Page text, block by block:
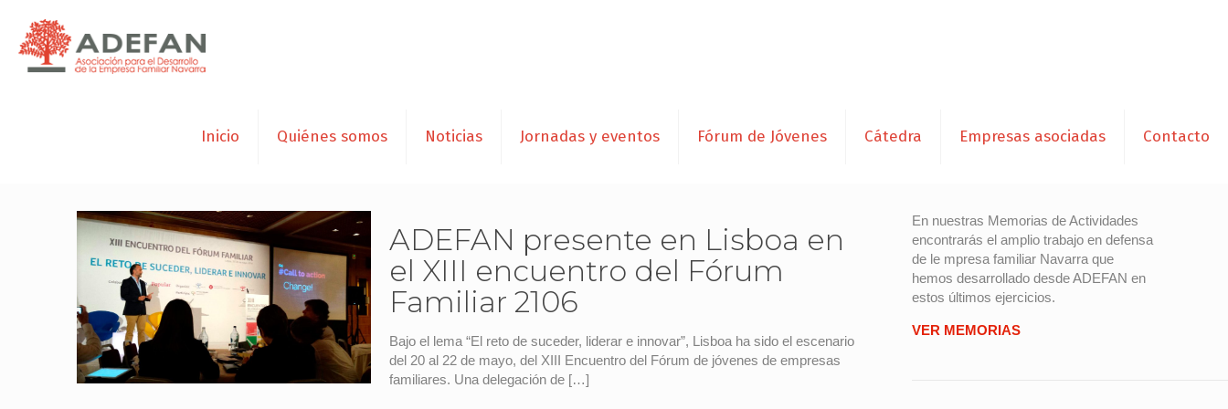
Inicio Quiénes somos Noticias Jornadas y eventos Fórum de Jóvenes Cátedra Empresas asociadas Contacto
ADEFAN presente en Lisboa en
el XIII encuentro del Fórum
Familiar 2106
Bajo el lema “El reto de suceder, liderar e innovar”, Lisboa ha sido el escenario
del 20 al 22 de mayo, del XIII Encuentro del Fórum de jóvenes de empresas
familiares. Una delegación de […]
En nuestras Memorias de Actividades
encontrarás el amplio trabajo en defensa
de le mpresa familiar Navarra que
hemos desarrollado desde ADEFAN en
estos últimos ejercicios.
VER MEMORIAS